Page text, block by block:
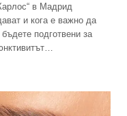
в Мадрид
и кога е важно да
подготвени за